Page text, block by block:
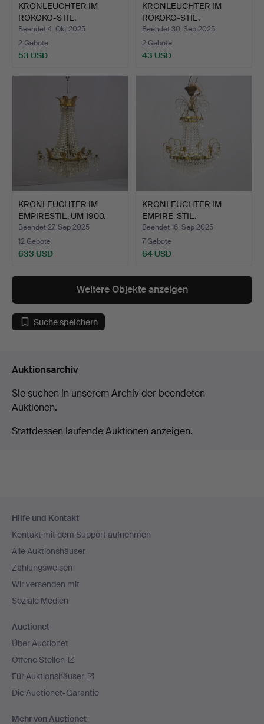
KRONLEUCHTER IM
ROKOKO-STIL.
Beendet 4. Okt 2025
2 Gebote
53 USD
KRONLEUCHTER IM
ROKOKO-STIL.
Beendet 30. Sep 2025
2 Gebote
43 USD
KRONLEUCHTER IM
EMPIRESTIL, UM 1900.
Beendet 27. Sep 2025
12 Gebote
633 USD
KRONLEUCHTER IM
EMPIRE-STIL.
Beendet 16. Sep 2025
7 Gebote
64 USD
Weitere Objekte anzeigen
Suche speichern
Auktionsarchiv
Sie suchen in unserem Archiv der beendeten
Auktionen.
Stattdessen laufende Auktionen anzeigen.
Navigation
Hilfe und Kontakt
Kontakt mit dem Support aufnehmen
Alle Auktionshäuser
Zahlungsweisen
Wir versenden mit
Soziale Medien
Auctionet
Über Auctionet
Offene Stellen
Für Auktionshäuser
Die Auctionet-Garantie
Mehr von Auctionet